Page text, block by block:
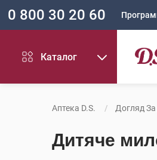
0 800 30 20 60
Каталог
Аптека D.S. Догляд
Дитяче